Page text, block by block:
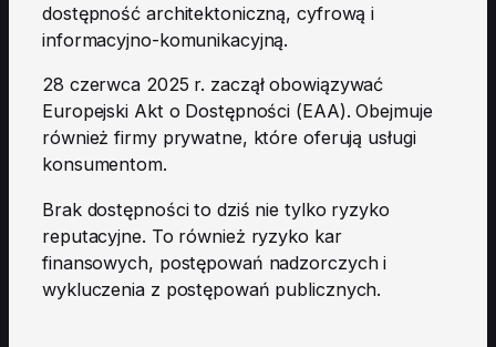
dostępność architektoniczną, cyfrową i
informacyjno-komunikacyjną.
28 czerwca 2025 r. zaczął obowiązywać
Europejski Akt o Dostępności (EAA). Obejmuje
również firmy prywatne, które oferują usługi
konsumentom.
Brak dostępności to dziś nie tylko ryzyko
reputacyjne. To również ryzyko kar
finansowych, postępowań nadzorczych i
wykluczenia z postępowań publicznych.